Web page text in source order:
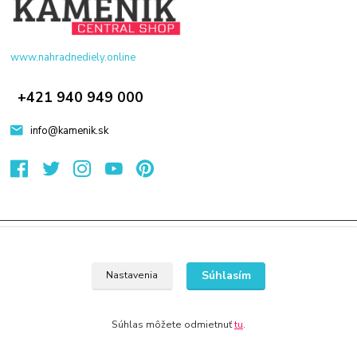
www.nahradnediely.online
+421 940 949 000
info@kamenik.sk
Eshop-rychlo.sk
Nastavenia
Súhlasím
Súhlas môžete odmietnuťtu.